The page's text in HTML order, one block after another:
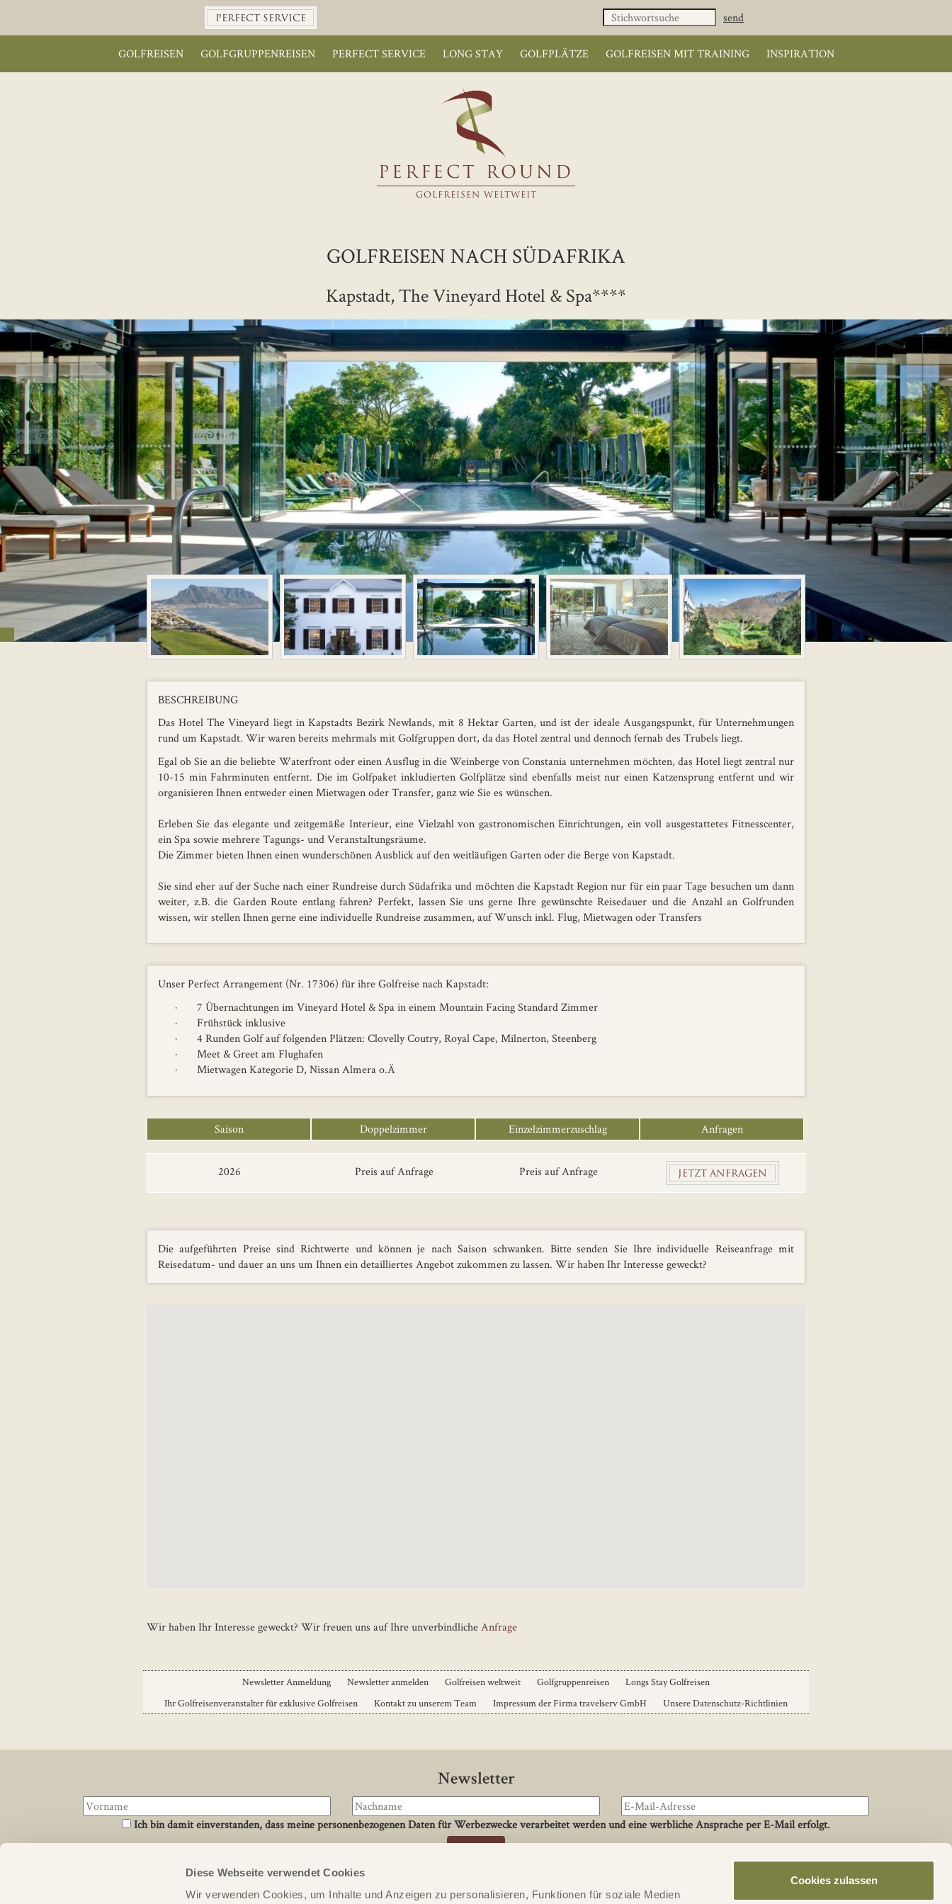
Diese Webseite verwendet Cookies
Wir verwenden Cookies, um Inhalte und Anzeigen zu personalisieren, Funktionen für soziale Medien
Cookies zulassen
PERFECT SERVICE
GOLFREISEN GOLFGRUPPENREISEN PERFECT SERVICE LONG STAY GOLFPLÄTZE GOLFREISEN MIT TRAINING INSPIRATION
PERFECT ROUND
GOLFREISEN WELTWEIT
GOLFREISEN NACH SÜDAFRIKA
Kapstadt, The Vineyard Hotel & Spa****
BESCHREIBUNG
Das Hotel The Vineyard liegt in Kapstadts Bezirk Newlands, mit 8 Hektar Garten, und ist der ideale Ausgangspunkt, für Unternehmungen
rund um Kapstadt. Wir waren bereits mehrmals mit Golfgruppen dort, da das Hotel zentral und dennoch fernab des Trubels liegt.
Egal ob Sie an die beliebte Waterfront oder einen Ausflug in die Weinberge von Constania unternehmen möchten, das Hotel liegt zentral nur
10-15 min Fahrminuten entfernt. Die im Golfpaket inkludierten Golfplätze sind ebenfalls meist nur einen Katzensprung entfernt und wir
organisieren Ihnen entweder einen Mietwagen oder Transfer, ganz wie Sie es wünschen.
Erleben Sie das elegante und zeitgemäße Interieur, eine Vielzahl von gastronomischen Einrichtungen, ein voll ausgestattetes Fitnesscenter,
ein Spa sowie mehrere Tagungs- und Veranstaltungsräume.
Die Zimmer bieten Ihnen einen wunderschönen Ausblick auf den weitläufigen Garten oder die Berge von Kapstadt.
Sie sind eher auf der Suche nach einer Rundreise durch Südafrika und möchten die Kapstadt Region nur für ein paar Tage besuchen um dann
weiter, z.B. die Garden Route entlang fahren? Perfekt, lassen Sie uns gerne Ihre gewünschte Reisedauer und die Anzahl an Golfrunden
wissen, wir stellen Ihnen gerne eine individuelle Rundreise zusammen, auf Wunsch inkl. Flug, Mietwagen oder Transfers
Unser Perfect Arrangement (Nr. 17306) für ihre Golfreise nach Kapstadt:
· 7 Übernachtungen im Vineyard Hotel & Spa in einem Mountain Facing Standard Zimmer
· Frühstück inklusive
· 4 Runden Golf auf folgenden Plätzen: Clovelly Coutry, Royal Cape, Milnerton, Steenberg
· Meet & Greet am Flughafen
· Mietwagen Kategorie D, Nissan Almera o.Ä
Saison Doppelzimmer Einzelzimmerzuschlag Anfragen
2026 Preis auf Anfrage Preis auf Anfrage JETZT ANFRAGEN
Die aufgeführten Preise sind Richtwerte und können je nach Saison schwanken. Bitte senden Sie Ihre individuelle Reiseanfrage mit
Reisedatum- und dauer an uns um Ihnen ein detailliertes Angebot zukommen zu lassen. Wir haben Ihr Interesse geweckt?
Wir haben Ihr Interesse geweckt? Wir freuen uns auf Ihre unverbindlicheAnfrage
Newsletter Anmeldung Newsletter anmelden Golfreisen weltweit Golfgruppenreisen
Longs Stay Golfreisen
Ihr Golfreisenveranstalter für exklusive Golfreisen
Kontakt zu unserem Team Impressum der Firma travelserv GmbH Unsere Datenschutz-Richtlinien
Newsletter
Ich bin damit einverstanden, dass meine personenbezogenen Daten für Werbezwecke verarbeitet werden und eine werbliche Ansprache per E-Mail erfolgt.
Links
Kontakt